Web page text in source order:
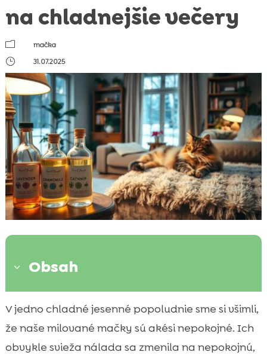
na chladnejšie večery
m
mačka
}
31.07.2025
3 Obsah
 Prečo používať éterické oleje pre mačky na
jeseň
Bezpečnosť je prvoradá: Vyhnite sa
V jedno chladné jesenné popoludnie sme si všimli,
že naše milované mačky sú akési nepokojné. Ich
obvykle svieža nálada sa zmenila na nepokojnú,